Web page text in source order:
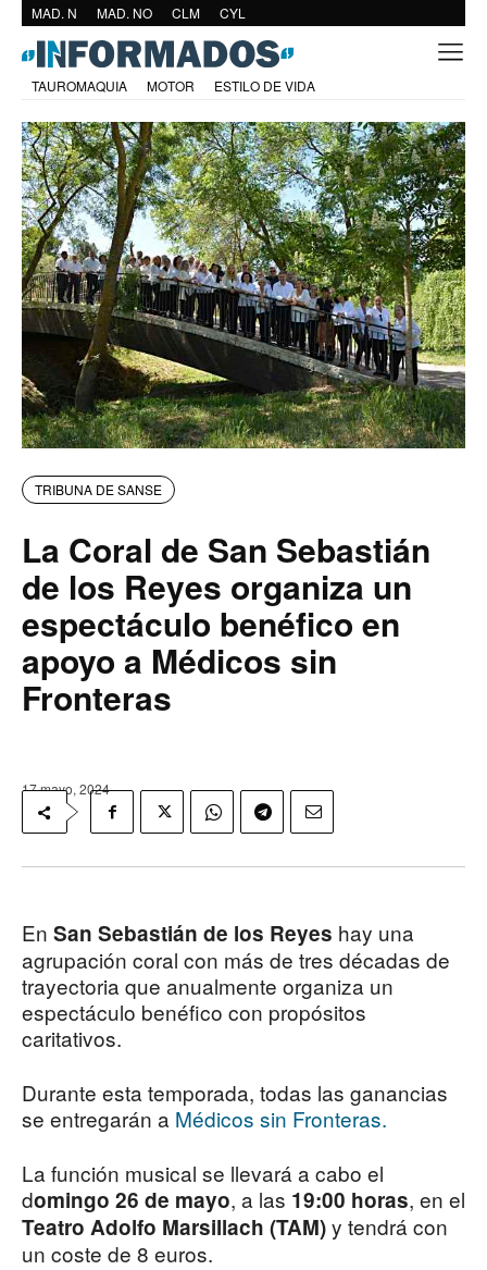
MAD. N MAD. NO CLM CYL
TAUROMAQUIA MOTOR ESTILO DE VIDA
TRIBUNA DE SANSE
La Coral de San Sebastián
de los Reyes organiza un
espectáculo benéfico en
apoyo a Médicos sin
Fronteras
17 mayo, 2024
En San Sebastián de los Reyes hay una
agrupación coral con más de tres décadas de
trayectoria que anualmente organiza un
espectáculo benéfico con propósitos
caritativos.
Durante esta temporada, todas las ganancias
se entregarán a Médicos sin Fronteras.
La función musical se llevará a cabo el
domingo 26 de mayo, a las 19:00 horas, en el
Teatro Adolfo Marsillach (TAM)y tendrá con
un coste de 8 euros.